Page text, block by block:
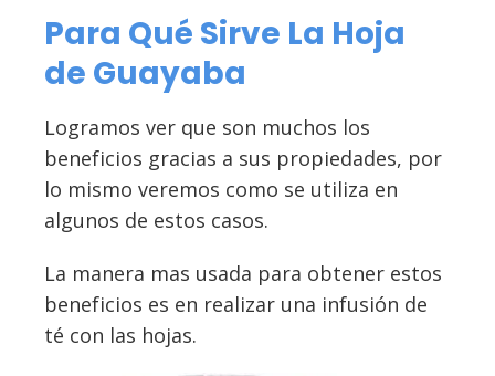
Para Qué Sirve La Hoja
de Guayaba
Logramos ver que son muchos los
beneficios gracias a sus propiedades, por
lo mismo veremos como se utiliza en
algunos de estos casos.
La manera mas usada para obtener estos
beneficios es en realizar una infusión de
té con las hojas.